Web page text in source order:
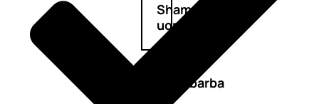
Shampoo
uomo
Dopobarba